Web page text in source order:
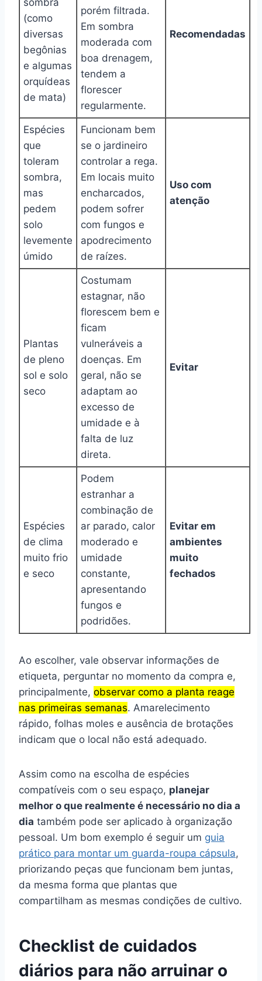
(como
diversas
begônias
e algumas
orquídeas
de mata)
porém filtrada.
Em sombra
moderada com
boa drenagem,
tendem a
florescer
regularmente.
Recomendadas
Espécies
que
toleram
sombra,
mas
pedem
solo
levemente
úmido
Funcionam bem
se o jardineiro
controlar a rega.
Em locais muito
encharcados,
podem sofrer
com fungos e
apodrecimento
de raízes.
Uso com
atenção
Plantas
de pleno
sol e solo
seco
Costumam
estagnar, não
florescem bem e
ficam
vulneráveis a
doenças. Em
geral, não se
adaptam ao
excesso de
umidade e à
falta de luz
direta.
Evitar
Espécies
de clima
muito frio
e seco
Podem
estranhar a
combinação de
ar parado, calor
moderado e
umidade
constante,
apresentando
fungos e
podridões.
Evitar em
ambientes
muito
fechados
Ao escolher, vale observar informações de
etiqueta, perguntar no momento da compra e,
principalmente, observar como a planta reage
nas primeiras semanas. Amarelecimento
rápido, folhas moles e ausência de brotações
indicam que o local não está adequado.
Assim como na escolha de espécies
compatíveis com o seu espaço, planejar
melhor o que realmente é necessário no dia a
dia também pode ser aplicado à organização
pessoal. Um bom exemplo é seguir um guia
prático para montar um guarda-roupa cápsula,
priorizando peças que funcionam bem juntas,
da mesma forma que plantas que
compartilham as mesmas condições de cultivo.
Checklist de cuidados
diários para não arruinar o